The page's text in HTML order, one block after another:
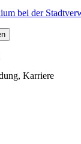
bei der
Karriere